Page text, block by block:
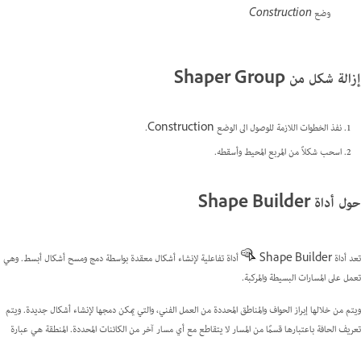
وضع Construction
إزالة شكل من Shaper Group
نفذ الخطوات اللازمة للوصول الى الوضع Construction.
اسحب شكلاً من المربع المحيط وأسقطه.
حول أداة Shape Builder
تعد أداة Shape Builder
أداة تفاعلية لإنشاء أشكال معقدة بواسطة دمج ومسح أشكال أبسط. وهي
تعمل على المسارات البسيطة والمركبة.
ويتم من خلالها إبراز الحواف والمناطق المحددة من العمل الفني، والتي يمكن دمجها لإنشاء أشكال جديدة. ويتم
تعريف الحافة باعتبارها قسمًا من المسار لا يتقاطع مع أي مسار آخر من الكائنات المحددة. المنطقة هي عبارة